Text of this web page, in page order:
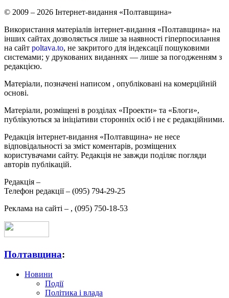
© 2009 – 2026 Інтернет-видання «Полтавщина»
Використання матеріалів інтернет-видання «Полтавщина» на
інших сайтах дозволяється лише за наявності гіперпосилання
на сайт poltava.to, не закритого для індексації пошуковими
системами; у друкованих виданнях — лише за погодженням з
редакцією.
Матеріали, позначені написом , опубліковані на комерційній
основі.
Матеріали, розміщені в розділах «Проекти» та «Блоги»,
публікуються за ініціативи сторонніх осіб і не є редакційними.
Редакція інтернет-видання «Полтавщина» не несе
відповідальності за зміст коментарів, розміщених
користувачами сайту. Редакція не завжди поділяє погляди
авторів публікацій.
Редакція –
Телефон редакції – (095) 794-29-25
Реклама на сайті – , (095) 750-18-53
Полтавщина:
Новини
Події
Політика і влада